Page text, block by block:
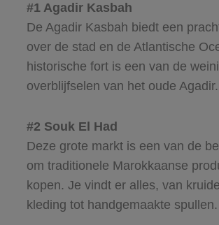
#1 Agadir Kasbah
De Agadir Kasbah biedt een
over de stad en de Atlantische
historische fort is een van de
overblijfselen van het oude Agadir.
#2 Souk El Had
Deze grote markt is een van de
om traditionele Marokkaanse
kopen. Je vindt er alles, van
kleding tot handgemaakte spullen.